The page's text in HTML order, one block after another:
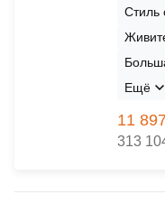
Стиль
Ещё
11
313